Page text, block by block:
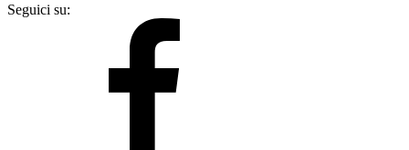
Seguici su: